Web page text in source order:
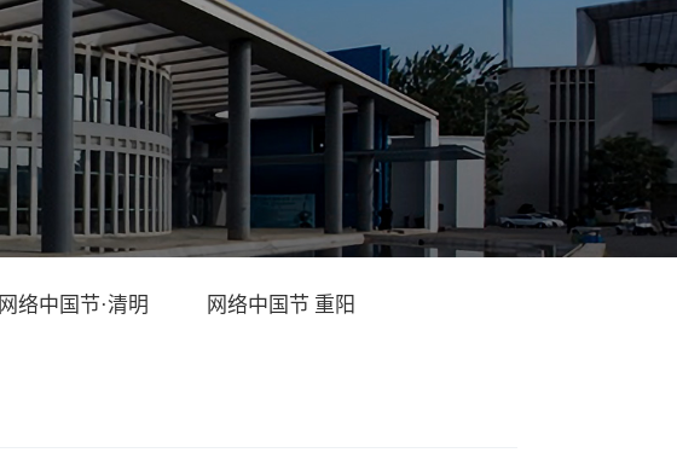
网络中国节·清明 网络中国节 重阳